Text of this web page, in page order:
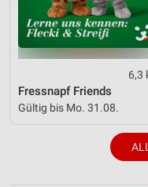
6,3
Fressnapf Friends
Gültig bis Mo. 31.08.